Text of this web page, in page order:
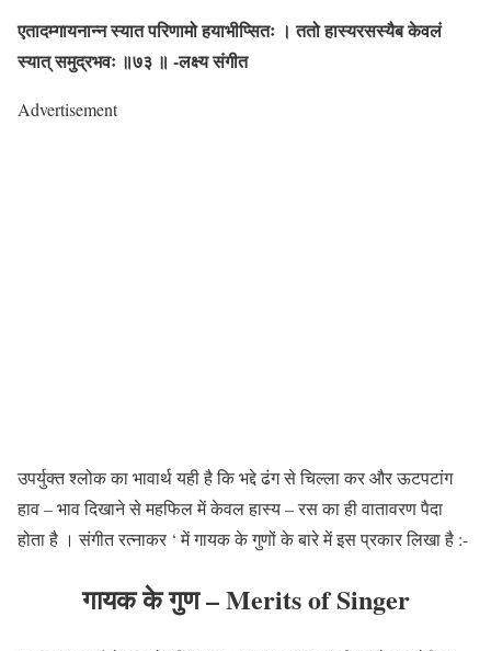
एतादम्गायनान्न स्यात परिणामो हयाभीप्सितः । ततो हास्यरसस्यैब केवलं
स्यात् समुद्रभवः ॥७३ ॥ -लक्ष्य संगीत
Advertisement
उपर्युक्त श्लोक का भावार्थ यही है कि भद्दे ढंग से चिल्ला कर और ऊटपटांग
हाव – भाव दिखाने से महफिल में केवल हास्य – रस का ही वातावरण पैदा
होता है । संगीत रत्नाकर ‘ में गायक के गुणों के बारे में इस प्रकार लिखा है :-
गायक के गुण–Merits of Singer